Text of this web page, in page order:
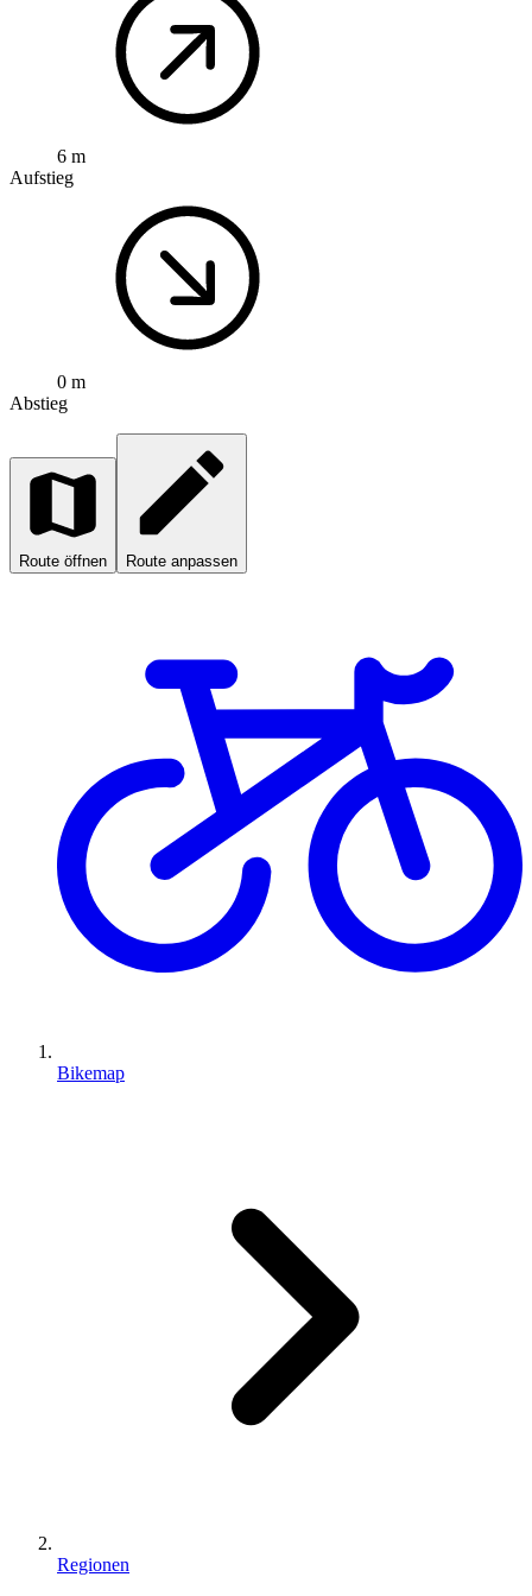
6 m
Aufstieg
0 m
Abstieg
Route öffnen Route anpassen
Bikemap
Regionen